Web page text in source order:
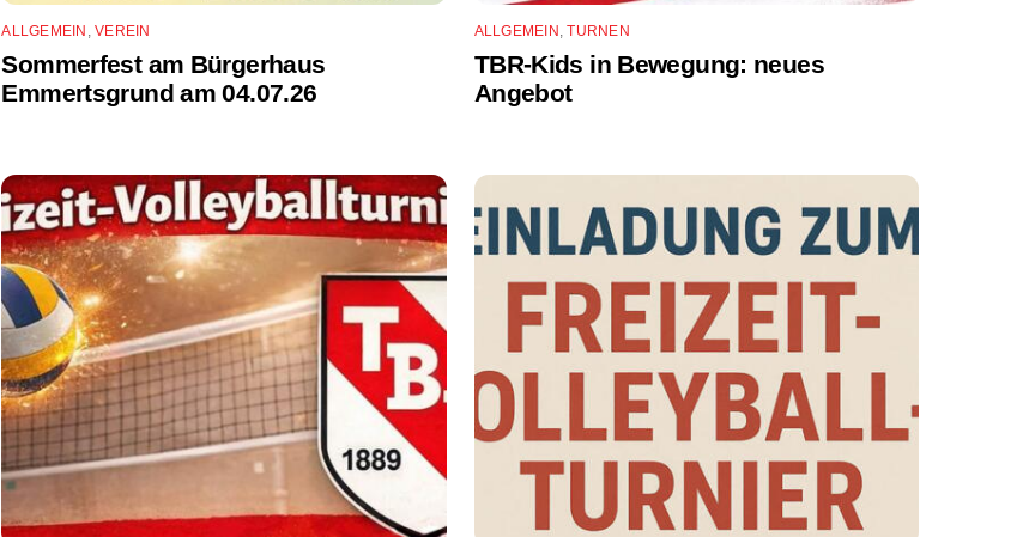
ALLGEMEIN ,VEREIN
Sommerfest am Bürgerhaus
Emmertsgrund am 04.07.26
ALLGEMEIN ,TURNEN
TBR-Kids in Bewegung: neues
Angebot